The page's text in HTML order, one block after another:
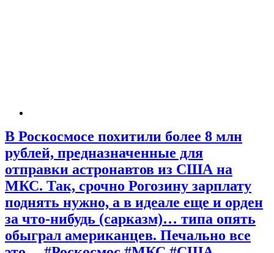
В Роскосмосе похитили более 8 млн
рублей, предназначенные для
отправки астронавтов из США на
МКС. Так, срочно Рогозину зарплату
поднять нужно, а в идеале еще и орден
за что-нибудь (сарказм)… типа опять
обыграл американцев. Печально все